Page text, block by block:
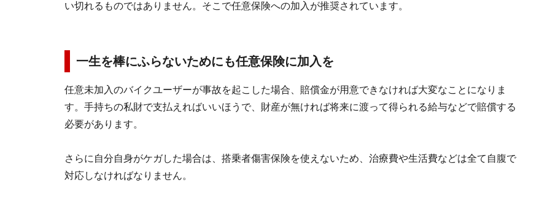
い切れるものではありません。そこで任意保険への加入が推奨されています。
一生を棒にふらないためにも任意保険に加入を
任意未加入のバイクユーザーが事故を起こした場合、賠償金が用意できなければ大変なことになりま
す。手持ちの私財で支払えればいいほうで、財産が無ければ将来に渡って得られる給与などで賠償する
必要があります。
さらに自分自身がケガした場合は、搭乗者傷害保険を使えないため、治療費や生活費などは全て自腹で
対応しなければなりません。